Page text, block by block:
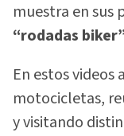
muestra en sus
“rodadas
En estos videos
motocicletas,
y visitando